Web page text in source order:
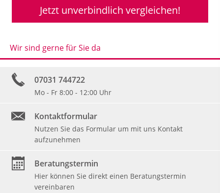
Jetzt unverbindlich vergleichen!
Wir sind gerne für Sie da
07031 744722
Mo - Fr 8:00 - 12:00 Uhr
Kontaktformular
Nutzen Sie das Formular um mit uns Kontakt
aufzunehmen
Beratungstermin
Hier können Sie direkt einen Beratungstermin
vereinbaren